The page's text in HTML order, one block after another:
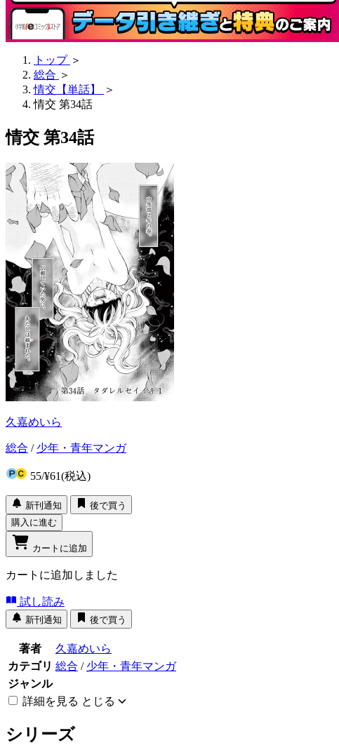
トップ ＞
総合 ＞
情交【単話】
＞
情交 第34話
情交 第34話
久嘉めいら
総合 / 少年・青年マンガ
55/¥61(税込)
新刊通知
後で買う
購入に進む
カートに追加
カートに追加しました
試し読み
新刊通知 後で買う
著者
久嘉めいら
カテゴリ 総合 / 少年・青年マンガ
ジャンル
詳細を見る とじる
シリーズ